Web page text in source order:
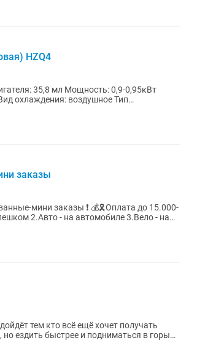
HZQ4
35,8 мл Мощность: 0,9-0,95кВт
заказы
❗️ 💰🎗️Оплата до 15.000-
но ездить быстрее и подниматься в горы